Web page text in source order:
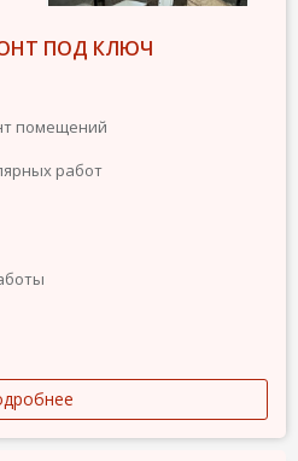
ПОД КЛЮЧ
помещений
работ